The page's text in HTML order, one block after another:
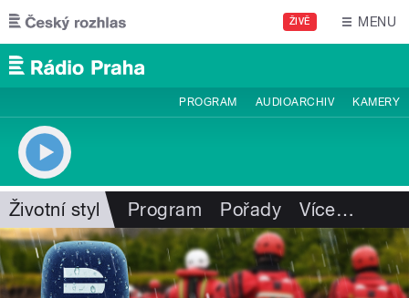
Přejít k hlavnímu obsahu
ŽIVĚ MENU
PROGRAM AUDIOARCHIV KAMERY
Životní styl Program Pořady Více…